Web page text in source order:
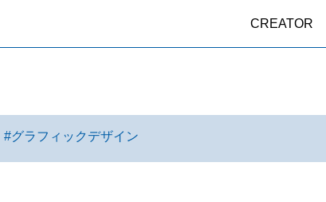
CREATOR
#グラフィックデザイン